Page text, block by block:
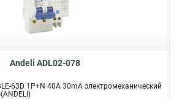
Andeli ADL02-078
63D 1P+N 40А 30mA электромеханический